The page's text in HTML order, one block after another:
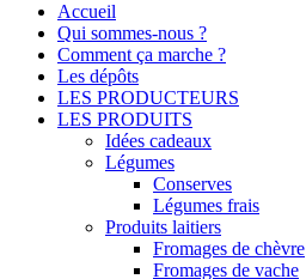
Accueil
Qui sommes-nous ?
Comment ça marche ?
Les dépôts
LES PRODUCTEURS
LES PRODUITS
Idées cadeaux
Légumes
Conserves
Légumes frais
Produits laitiers
Fromages de chèvre
Fromages de vache